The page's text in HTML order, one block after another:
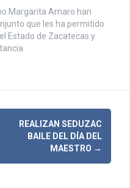
Margarita Amaro han
que les ha permitido
Estado de Zacatecas y
REALIZAN SEDUZAC
BAILE DEL DÍA DEL
MAESTRO →